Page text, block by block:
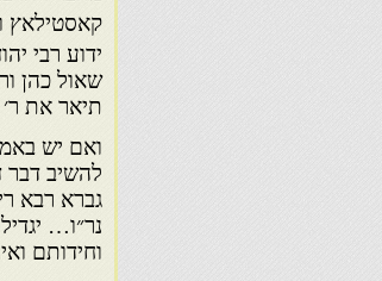
קאסטילאץ
ידוע רבי
שאול כהן
תיאר את
ואם יש
להשיב דבר
גברא רבא
נר״ו…
וחידותם